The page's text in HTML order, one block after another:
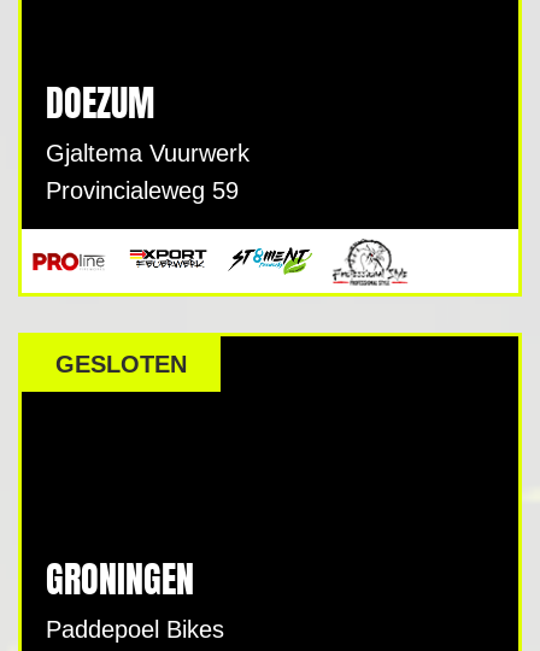
DOEZUM
Gjaltema Vuurwerk
Provincialeweg 59
GESLOTEN
GRONINGEN
Paddepoel Bikes